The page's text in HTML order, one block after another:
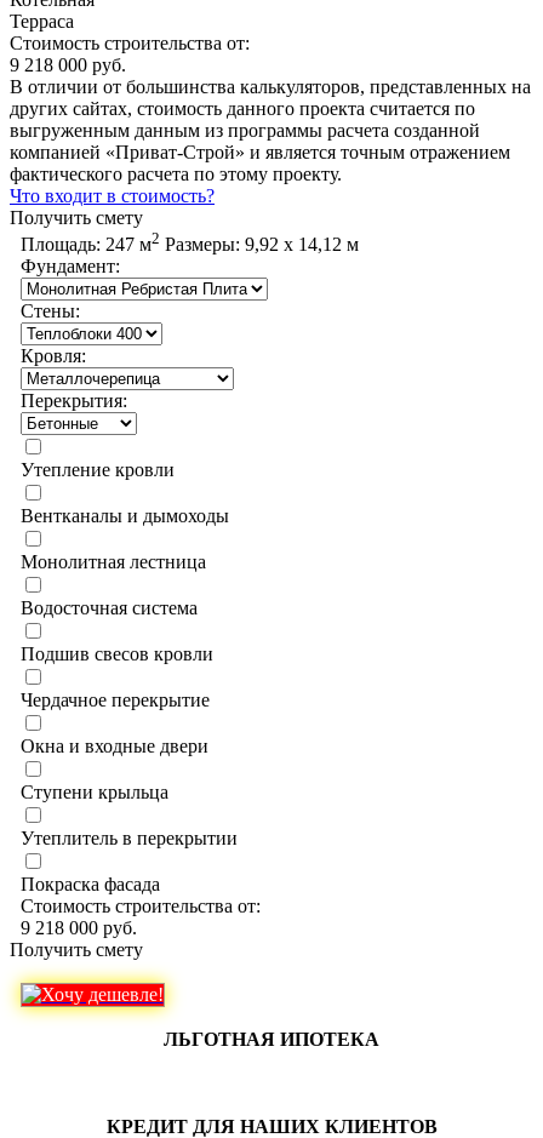
Терраса
Стоимость строительства от:
9 218 000 руб.
В отличии от большинства калькуляторов, представленных на
других сайтах, стоимость данного проекта считается по
выгруженным данным из программы расчета созданной
компанией «Приват-Строй» и является точным отражением
фактического расчета по этому проекту.
Что входит в стоимость?
Получить смету
Площадь: 247 м2 Размеры: 9,92 х 14,12 м
Фундамент:
Стены:
Кровля:
Перекрытия:
Утепление кровли
Вентканалы и дымоходы
Монолитная лестница
Водосточная система
Подшив свесов кровли
Чердачное перекрытие
Окна и входные двери
Ступени крыльца
Утеплитель в перекрытии
Покраска фасада
Стоимость строительства от:
9 218 000 руб.
Получить смету
ЛЬГОТНАЯ ИПОТЕКА
КРЕДИТ ДЛЯ НАШИХ КЛИЕНТОВ